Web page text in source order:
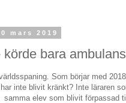
mars 2019
körde bara
Som börjar med
inte blivit kränkt? Inte läraren
samma elev som blivit förpassad